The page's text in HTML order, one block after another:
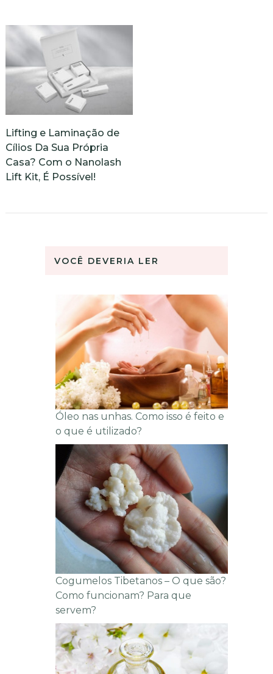
Lifting e Laminação de
Cílios Da Sua Própria
Casa? Com o Nanolash
Lift Kit, É Possível!
VOCÊ DEVERIA LER
Óleo nas unhas. Como isso é feito e
o que é utilizado?
Cogumelos Tibetanos – O que são?
Como funcionam? Para que
servem?